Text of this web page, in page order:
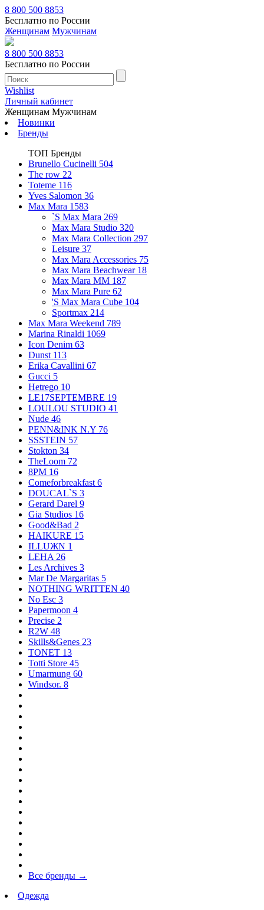
8 800 500 8853
Бесплатно по России
Женщинам Мужчинам
8 800 500 8853
Бесплатно по России
Wishlist
Личный кабинет
Женщинам Мужчинам
Новинки
Бренды
ТОП Бренды
Brunello Cucinelli 504
The row 22
Toteme 116
Yves Salomon 36
Max Mara 1583
`S Max Mara 269
Max Mara Studio 320
Max Mara Collection 297
Leisure 37
Max Mara Accessories 75
Max Mara Beachwear 18
Max Mara MM 187
Max Mara Pure 62
'S Max Mara Cube 104
Sportmax 214
Max Mara Weekend 789
Marina Rinaldi 1069
Icon Denim 63
Dunst 113
Erika Cavallini 67
Gucci 5
Hetrego 10
LE17SEPTEMBRE 19
LOULOU STUDIO 41
Nude 46
PENN&INK N.Y 76
SSSTEIN 57
Stokton 34
TheLoom 72
8PM 16
Comeforbreakfast 6
DOUCAL`S 3
Gerard Darel 9
Gia Studios 16
Good&Bad 2
HAIKURE 15
ILLUЖN 1
LEHA 26
Les Archives 3
Mar De Margaritas 5
NOTHING WRITTEN 40
No Esc 3
Papermoon 4
Precise 2
R2W 48
Skills&Genes 23
TONET 13
Totti Store 45
Umarmung 60
Windsor. 8
Все бренды →
Одежда